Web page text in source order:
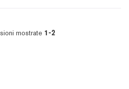
mostrate 1-2